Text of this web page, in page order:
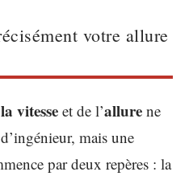
votre allure
vitesse et de l’allure ne
mais une
par deux repères : la